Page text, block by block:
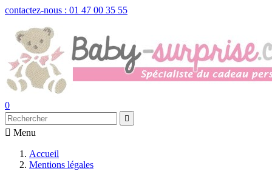
contactez-nous : 01 47 00 35 55
0

 Menu
Accueil
Mentions légales